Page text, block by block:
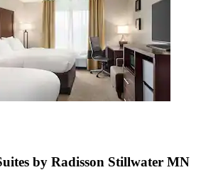
by Radisson Stillwater MN